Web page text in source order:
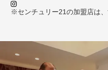
※センチュリー21の加盟店は、